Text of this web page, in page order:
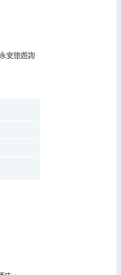
安旅遊詢